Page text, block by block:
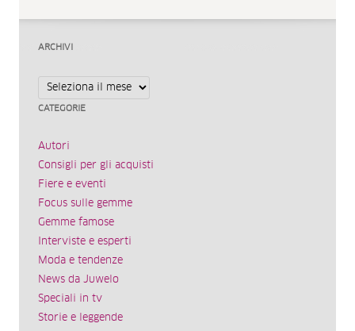
ARCHIVI
Archivi
CATEGORIE
Autori
Consigli per gli acquisti
Fiere e eventi
Focus sulle gemme
Gemme famose
Interviste e esperti
Moda e tendenze
News da Juwelo
Speciali in tv
Storie e leggende